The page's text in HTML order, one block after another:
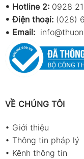
• Hotline 2: 0928
• Điện thoại: (028)
• Email:
VỀ CHÚNG TÔI
• Giới thiệu
• Thông tin pháp lý
• Kênh thông tin